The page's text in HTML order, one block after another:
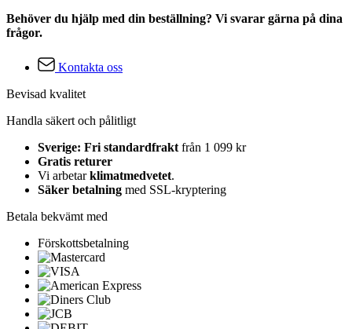
Behöver du hjälp med din beställning? Vi svarar gärna på dina
frågor.
Kontakta oss
Bevisad kvalitet
Handla säkert och pålitligt
Sverige: Fri standardfrakt från 1 099 kr
Gratis returer
Vi arbetarklimatmedvetet.
Säker betalning med SSL-kryptering
Betala bekvämt med
Förskottsbetalning